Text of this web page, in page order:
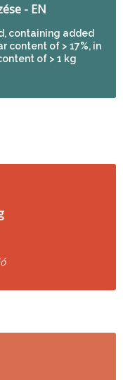
- EN
containing added
content of > 17%, in
of > 1 kg